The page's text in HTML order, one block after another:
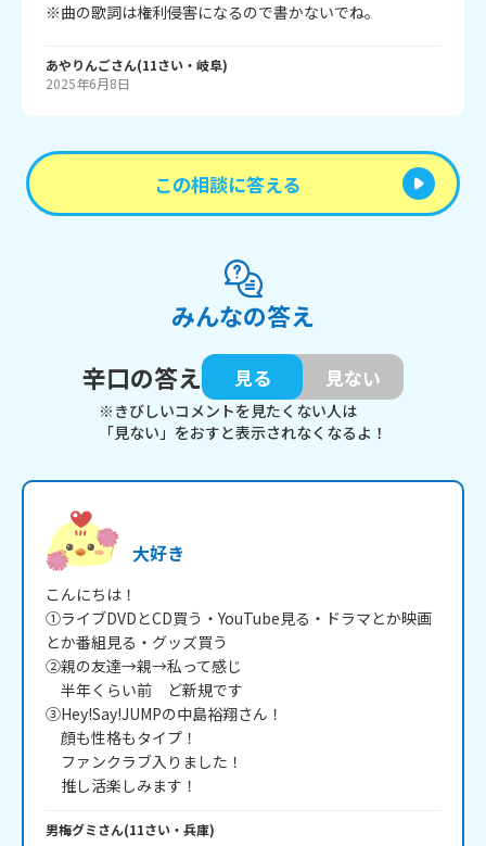
※曲の歌詞は権利侵害になるので書かないでね。
あやりんごさん(11さい・ 岐阜)
2025年6月8日
この相談に答える
みんなの答え
辛口の答え
見る 見ない
※きびしいコメントを見たくない人は
「見ない」をおすと表示されなくなるよ！
大好き
こんにちは！
①ライブDVDとCD買う・YouTube見る・ドラマとか映画
とか番組見る・グッズ買う
②親の友達→親→私って感じ
半年くらい前　ど新規です
③Hey!Say!JUMPの中島裕翔さん！
顔も性格もタイプ！
ファンクラブ入りました！
推し活楽しみます！
男梅グミさん(11さい・ 兵庫)